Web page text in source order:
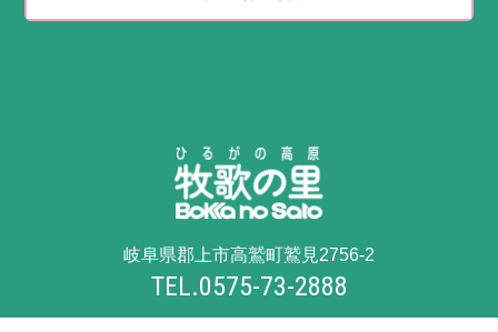
岐阜県郡上市高鷲町鷲見2756-2
TEL.0575-73-2888